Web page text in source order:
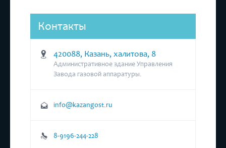
Контакты
420088, Казань, халитова, 8
Административное здание Управления
Завода газовой аппаратуры.
info@kazangost.ru
8-9196-244-228